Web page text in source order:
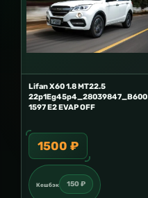
Lifan X60 1.8 MT22.5
22p1Eg45p4_28039847_B600
1597 E2 EVAP OFF
1500 ₽
Кешбэк 150 ₽